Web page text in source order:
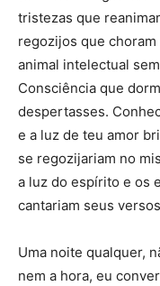
tristezas que
regozijos que
animal intelectual
Consciência que
despertasses.
e a luz de teu amor
se regozijariam no
a luz do espírito e os
cantariam seus
Uma noite qualquer,
nem a hora, eu